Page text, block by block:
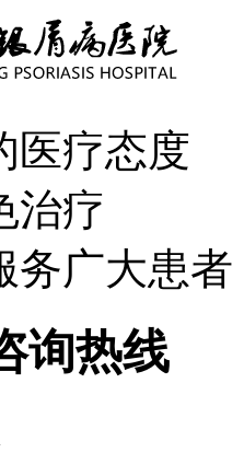
医疗态度
治疗
务广大患者
询热线